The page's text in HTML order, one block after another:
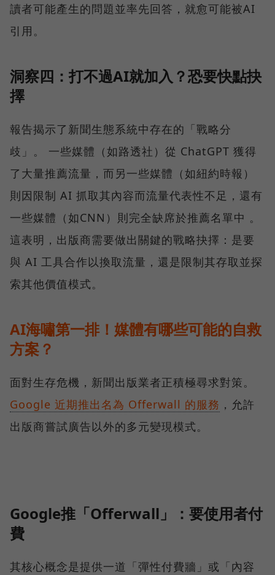
讀者可能產生的問題並率先回答，就愈可能被AI
引用。
洞察四：打不過AI就加入？恐要快點抉
擇
報告揭示了新聞生態系統中存在的「戰略分
歧」。 一些媒體（如路透社）從 ChatGPT 獲得
了大量推薦流量，而另一些媒體（如紐約時報）
則因限制 AI 抓取其內容而流量代表性不足，還有
一些媒體（如CNN）則完全缺席於推薦名單中 。
這表明，出版商需要做出關鍵的戰略抉擇：是要
與 AI 工具合作以換取流量，還是限制其存取並探
索其他價值模式。
AI海嘯第一排！媒體有哪些可能的自救
方案？
面對生存危機，新聞出版業者正積極尋求對策。
Google 近期推出名為 Offerwall 的服務 ，允許
出版商嘗試廣告以外的多元變現模式。
Google推「Offerwall」：要使用者付
費
其核心概念是提供一道「彈性付費牆」或「內容